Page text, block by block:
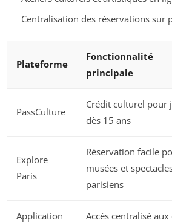
Centralisation des réservations sur
Plateforme
Fonctionnalité
principale
PassCulture
Crédit culturel pour
dès 15 ans
Explore
Paris
Réservation facile
musées et
parisiens
Application
Accès centralisé